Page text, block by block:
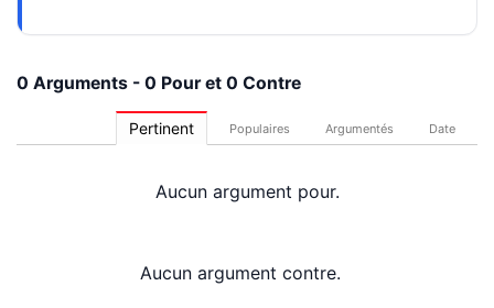
0 Arguments - 0 Pour et 0 Contre
Pertinent Populaires Argumentés Date
Aucun argument pour.
Aucun argument contre.